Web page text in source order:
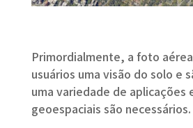
Primordialmente, a foto
usuários uma visão do solo e
uma variedade de aplicações
geoespaciais são necessários.